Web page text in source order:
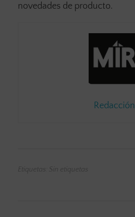
novedades de producto.
Redacción
Etiquetas: Sin etiquetas